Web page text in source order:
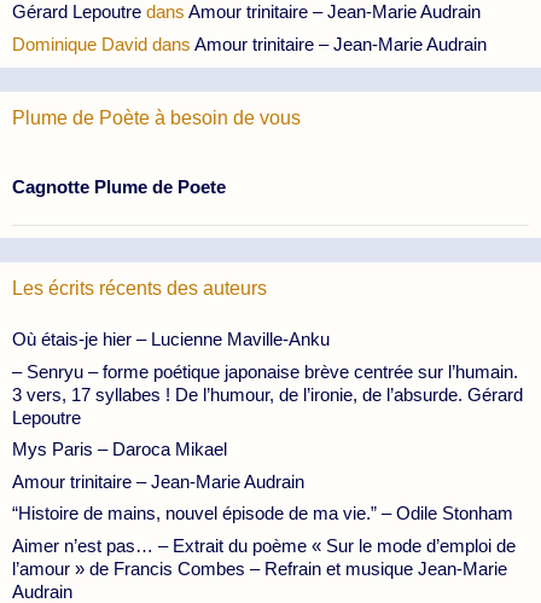
Gérard Lepoutre dans Amour trinitaire – Jean-Marie Audrain
Dominique David dans Amour trinitaire – Jean-Marie Audrain
Plume de Poète à besoin de vous
Cagnotte Plume de Poete
Les écrits récents des auteurs
Où étais-je hier – Lucienne Maville-Anku
– Senryu – forme poétique japonaise brève centrée sur l’humain.
3 vers, 17 syllabes ! De l’humour, de l’ironie, de l’absurde. Gérard
Lepoutre
Mys Paris – Daroca Mikael
Amour trinitaire – Jean-Marie Audrain
“Histoire de mains, nouvel épisode de ma vie.” – Odile Stonham
Aimer n’est pas… – Extrait du poème « Sur le mode d’emploi de
l’amour » de Francis Combes – Refrain et musique Jean-Marie
Audrain